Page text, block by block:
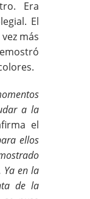
Era
El
más
a la
el
ellos
Ya en la
de la